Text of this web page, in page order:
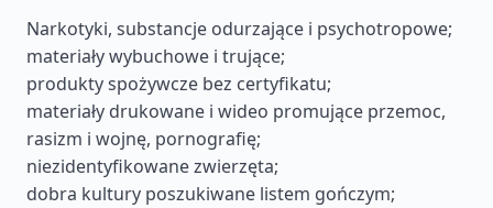
Narkotyki, substancje odurzające i psychotropowe;
materiały wybuchowe i trujące;
produkty spożywcze bez certyfikatu;
materiały drukowane i wideo promujące przemoc,
rasizm i wojnę, pornografię;
niezidentyfikowane zwierzęta;
dobra kultury poszukiwane listem gończym;